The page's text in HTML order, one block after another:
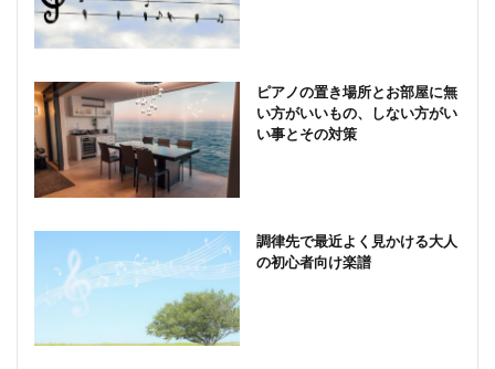
ピアノの置き場所とお部屋に無
い方がいいもの、しない方がい
い事とその対策
調律先で最近よく見かける大人
の初心者向け楽譜